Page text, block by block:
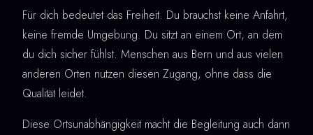
Für dich bedeutet das Freiheit. Du brauchst keine Anfahrt,
keine fremde Umgebung. Du sitzt an einem Ort, an dem
du dich sicher fühlst. Menschen aus Bern und aus vielen
anderen Orten nutzen diesen Zugang, ohne dass die
Qualität leidet.
Diese Ortsunabhängigkeit macht die Begleitung auch dann